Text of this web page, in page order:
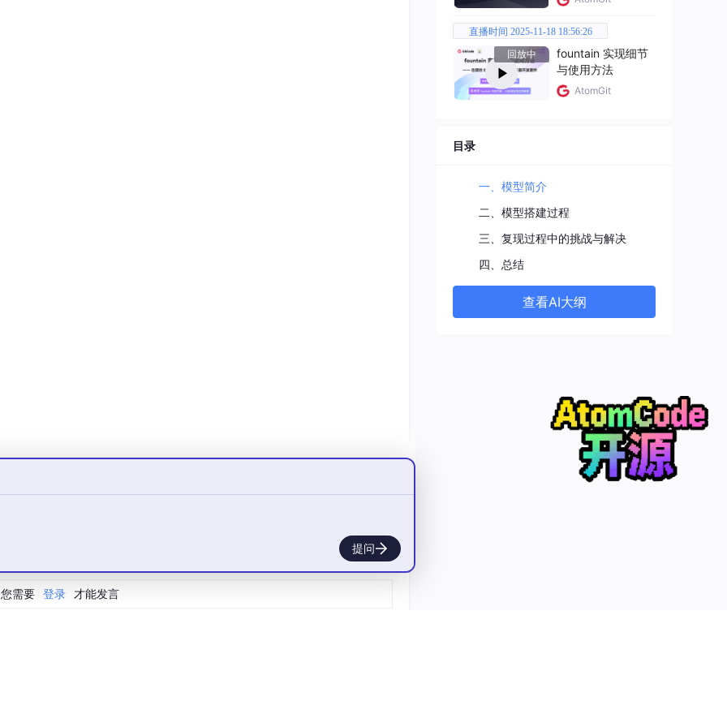
耦合模型的复现，我对太阳能电池的工作原理有了更深入的理
和解决问题，最终得到了比较满意的结果。希望我的分享能对大家
迎一起交流探讨呀！
您需要 登录 才能发言
提问
直播时间 2025-11-18 18:56:26
回放中
fountain 实现细节
与使用方法
AtomGit
目录
一、模型简介
二、模型搭建过程
三、复现过程中的挑战与解决
四、总结
查看AI大纲